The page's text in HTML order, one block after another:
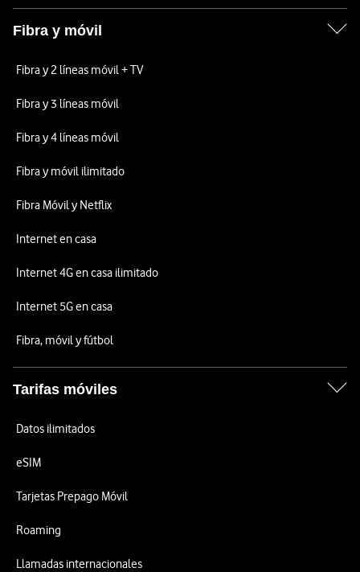
Fibra y móvil
Fibra y 2 líneas móvil + TV
Fibra y 3 líneas móvil
Fibra y 4 líneas móvil
Fibra y móvil ilimitado
Fibra Móvil y Netflix
Internet en casa
Internet 4G en casa ilimitado
Internet 5G en casa
Fibra, móvil y fútbol
Tarifas móviles
Datos ilimitados
eSIM
Tarjetas Prepago Móvil
Roaming
Llamadas internacionales